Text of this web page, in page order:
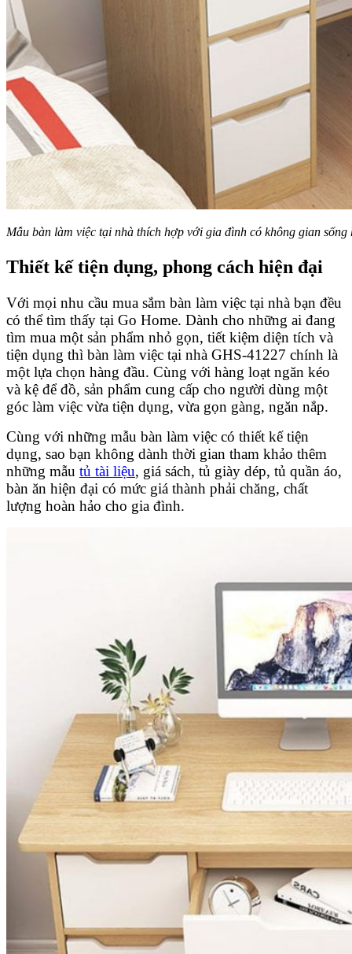
Mẫu bàn làm việc tại nhà thích hợp với gia đình có không gian sống
Thiết kế tiện dụng, phong cách hiện đại
Với mọi nhu cầu mua sắm bàn làm việc tại nhà bạn đều
có thể tìm thấy tại Go Home. Dành cho những ai đang
tìm mua một sản phẩm nhỏ gọn, tiết kiệm diện tích và
tiện dụng thì bàn làm việc tại nhà GHS-41227 chính là
một lựa chọn hàng đầu. Cùng với hàng loạt ngăn kéo
và kệ để đồ, sản phẩm cung cấp cho người dùng một
góc làm việc vừa tiện dụng, vừa gọn gàng, ngăn nắp.
Cùng với những mẫu bàn làm việc có thiết kế tiện
dụng, sao bạn không dành thời gian tham khảo thêm
những mẫu tủ tài liệu, giá sách, tủ giày dép, tủ quần áo,
bàn ăn hiện đại có mức giá thành phải chăng, chất
lượng hoàn hảo cho gia đình.